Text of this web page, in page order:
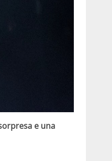
e una